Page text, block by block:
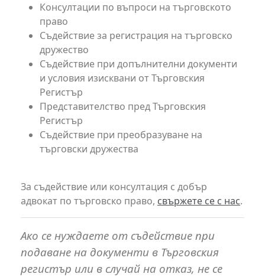
Консултации по въпроси на търговското
право
Съдействие за регистрация на търговско
дружество
Съдействие при допълнителни документи
и условия изисквани от Търговския
Регистър
Представителство пред Търговския
Регистър
Съдействие при преобразуване на
търговски дружества
За съдействие или консултация с добър
адвокат по търговско право, свържете се с нас.
Ако се нуждаете от съдействие при
подаване на документи в Търговския
регистър или в случай на отказ, не се